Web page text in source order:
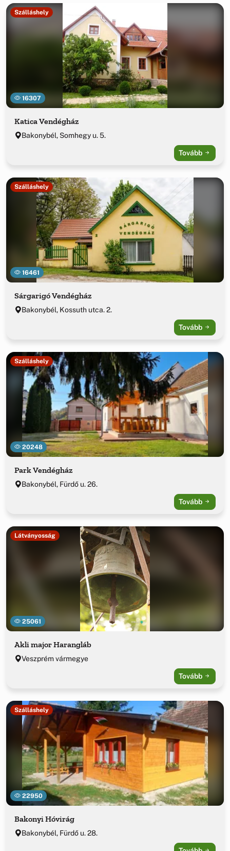
16307
Szálláshely
Katica Vendégház
Bakonybél, Somhegy u. 5.
Tovább
16461
Szálláshely
Sárgarigó Vendégház
Bakonybél, Kossuth utca. 2.
Tovább
20248
Szálláshely
Park Vendégház
Bakonybél, Fürdő u. 26.
Tovább
25061
Látványosság
Akli major Harangláb
Veszprém vármegye
Tovább
22950
Szálláshely
Bakonyi Hóvirág
Bakonybél, Fürdő u. 28.